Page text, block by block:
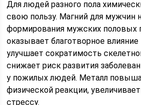
Для людей разного пола
свою пользу. Магний для мужчин
формирования мужских половых
оказывает благотворное
улучшает сократимость
снижает риск развития
у пожилых людей. Металл
физической реакции,
стрессу.